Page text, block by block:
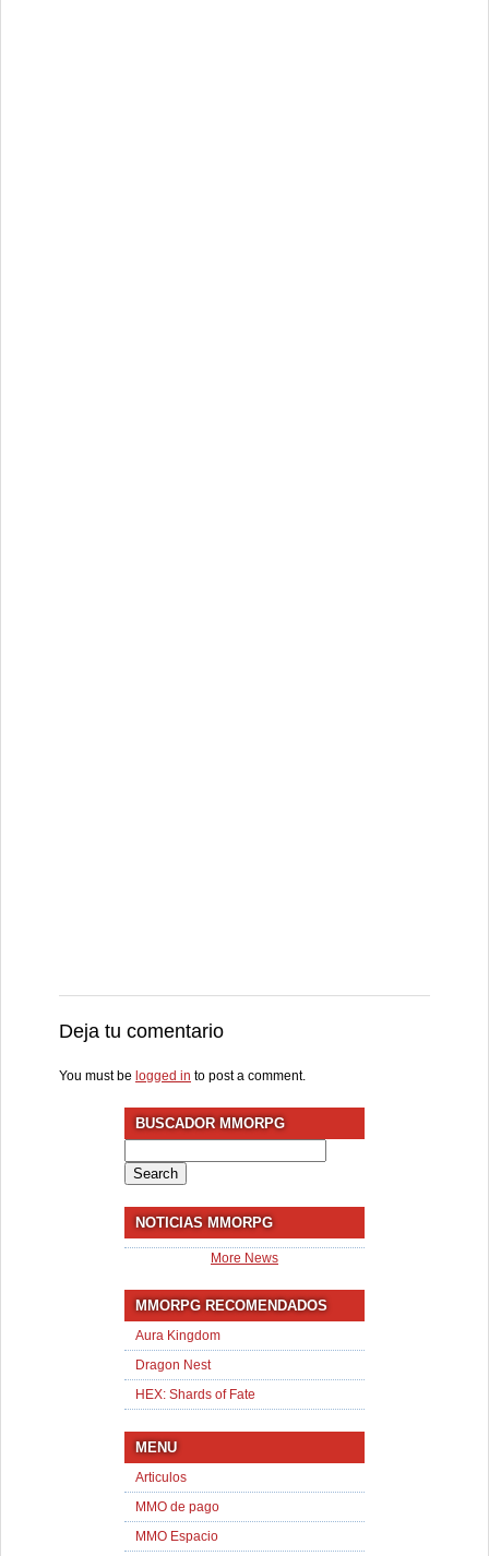
Deja tu comentario
You must be logged in to post a comment.
BUSCADOR MMORPG
for:
NOTICIAS MMORPG
More News
MMORPG RECOMENDADOS
Aura Kingdom
Dragon Nest
HEX: Shards of Fate
MENU
Articulos
MMO de pago
MMO Espacio